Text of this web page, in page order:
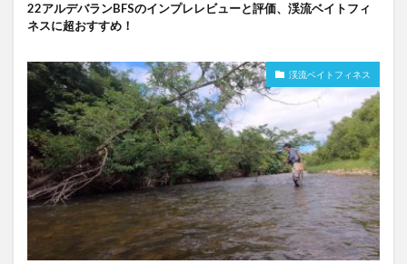
22アルデバランBFSのインプレレビューと評価、渓流ベイトフィ
ネスに超おすすめ！
渓流ベイトフィネス